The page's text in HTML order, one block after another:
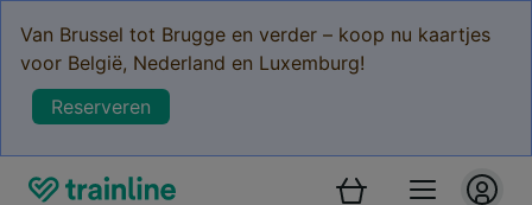
Van Brussel tot Brugge en verder – koop nu kaartjes
voor België, Nederland en Luxemburg!
Reserveren